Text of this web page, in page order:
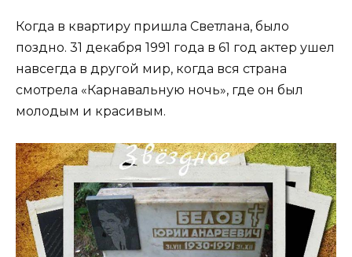
Когда в квартиру пришла Светлана, было
поздно. 31 декабря 1991 года в 61 год актер ушел
навсегда в другой мир, когда вся страна
смотрела «Карнавальную ночь», где он был
молодым и красивым.